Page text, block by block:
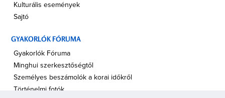
Kulturális események
Sajtó
GYAKORLÓK FÓRUMA
Gyakorlók Fóruma
Minghui szerkesztőségtől
Személyes beszámolók a korai időkről
Történelmi fotók